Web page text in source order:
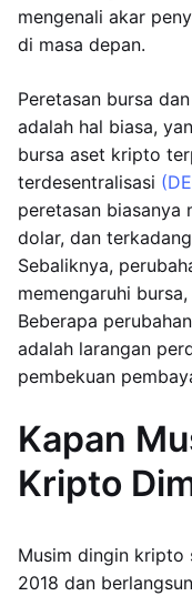
mengenali akar
di masa depan.
Peretasan bursa
adalah hal biasa,
bursa aset kripto
terdesentralisasi
peretasan biasanya
dolar, dan
Sebaliknya,
memengaruhi
Beberapa
adalah larangan
pembekuan
Kapan
Kripto
Musim dingin kripto
2018 dan